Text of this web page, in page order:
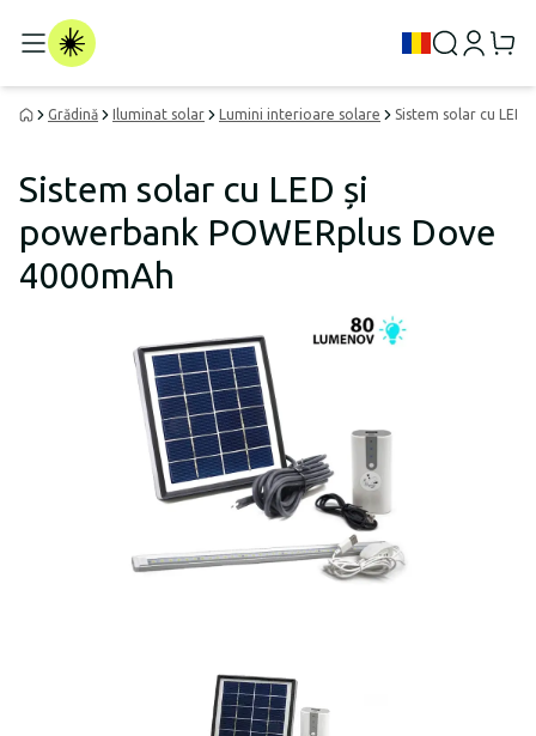
Grădină Iluminat solar Lumini interioare solare Sistem solar cu LED
Sistem solar cu LED și
powerbank POWERplus Dove
4000mAh